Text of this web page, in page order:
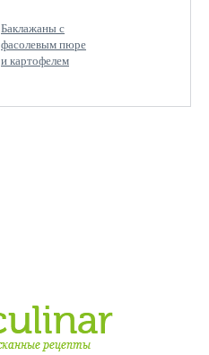
Баклажаны с
фасолевым пюре
и картофелем